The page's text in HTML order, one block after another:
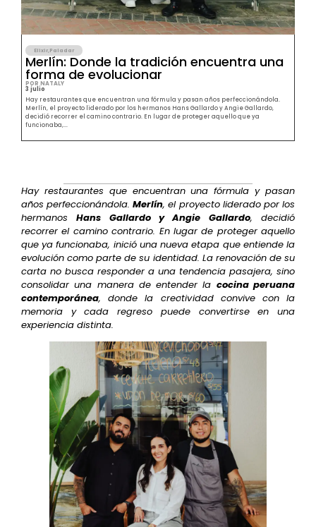
Elixir,Paladar
Merlín: Donde la tradición encuentra una
forma de evolucionar
POR NATALY
3 julio
Hay restaurantes que encuentran una fórmula y pasan años perfeccionándola.
Merlín, el proyecto liderado por los hermanos Hans Gallardo y Angie Gallardo,
decidió recorrer el camino contrario. En lugar de proteger aquello que ya
funcionaba,...
Hay restaurantes que encuentran una fórmula y pasan
años perfeccionándola.Merlín, el proyecto liderado por los
hermanosHans Gallardo y Angie Gallardo, decidió
recorrer el camino contrario. En lugar de proteger aquello
que ya funcionaba, inició una nueva etapa que entiende la
evolución como parte de su identidad. La renovación de su
carta no busca responder a una tendencia pasajera, sino
consolidar una manera de entender la cocina peruana
contemporánea, donde la creatividad convive con la
memoria y cada regreso puede convertirse en una
experiencia distinta.